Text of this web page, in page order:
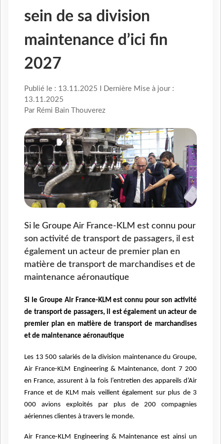
sein de sa division
maintenance d’ici fin
2027
Publié le : 13.11.2025 I Dernière Mise à jour :
13.11.2025
Par Rémi Bain Thouverez
Si le Groupe Air France-KLM est connu pour
son activité de transport de passagers, il est
également un acteur de premier plan en
matière de transport de marchandises et de
maintenance aéronautique
Si le Groupe Air France-KLM est connu pour son activité
de transport de passagers, il est également un acteur de
premier plan en matière de transport de marchandises
et de maintenance aéronautique
Les 13 500 salariés de la division maintenance du Groupe,
Air France-KLM Engineering & Maintenance, dont 7 200
en France, assurent à la fois l’entretien des appareils d’Air
France et de KLM mais veillent également sur plus de 3
000 avions exploités par plus de 200 compagnies
aériennes clientes à travers le monde.
Air France-KLM Engineering & Maintenance est ainsi un